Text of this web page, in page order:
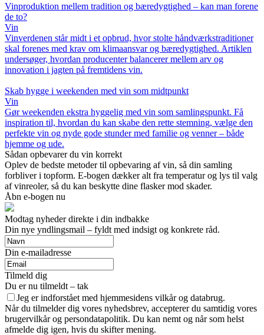
Vinproduktion mellem tradition og bæredygtighed – kan man forene
de to?
Vin
Vinverdenen står midt i et opbrud, hvor stolte håndværkstraditioner
skal forenes med krav om klimaansvar og bæredygtighed. Artiklen
undersøger, hvordan producenter balancerer mellem arv og
innovation i jagten på fremtidens vin.
Skab hygge i weekenden med vin som midtpunkt
Vin
Gør weekenden ekstra hyggelig med vin som samlingspunkt. Få
inspiration til, hvordan du kan skabe den rette stemning, vælge den
perfekte vin og nyde gode stunder med familie og venner – både
hjemme og ude.
Sådan opbevarer du vin korrekt
Oplev de bedste metoder til opbevaring af vin, så din samling
forbliver i topform. E-bogen dækker alt fra temperatur og lys til valg
af vinreoler, så du kan beskytte dine flasker mod skader.
Åbn e-bogen nu
Modtag nyheder direkte i din indbakke
Din nye yndlingsmail – fyldt med indsigt og konkrete råd.
Din e-mailadresse
Tilmeld dig
Du er nu tilmeldt – tak
Jeg er indforstået med hjemmesidens vilkår og databrug.
Når du tilmelder dig vores nyhedsbrev, accepterer du samtidig vores
brugervilkår og persondatapolitik. Du kan nemt og når som helst
afmelde dig igen, hvis du skifter mening.